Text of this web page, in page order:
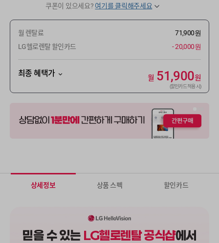
쿠폰이 있으세요? 여기를 클릭해주세요
월 렌탈료
71,900원
LG헬로렌탈 할인카드
- 20,000원
최종 혜택가 월 51,900원
(할인카드 적용 시)
상세정보 상품 스펙 할인카드
믿을 수 있는 LG헬로렌탈 공식샵에서